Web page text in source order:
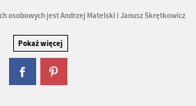
osobowych jest Andrzej Matelski i Janusz Skrętkowicz